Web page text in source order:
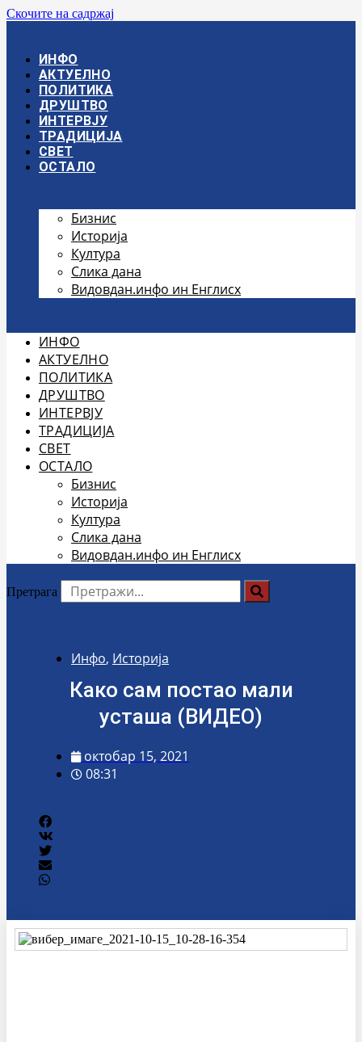
Скочите на садржај
ИНФО
АКТУЕЛНО
ПОЛИТИКА
ДРУШТВО
ИНТЕРВЈУ
ТРАДИЦИЈА
СВЕТ
ОСТАЛО
Бизнис
Историја
Култура
Слика дана
Видовдан.инфо ин Енглисх
ИНФО
АКТУЕЛНО
ПОЛИТИКА
ДРУШТВО
ИНТЕРВЈУ
ТРАДИЦИЈА
СВЕТ
ОСТАЛО
Бизнис
Историја
Култура
Слика дана
Видовдан.инфо ин Енглисх
Претрага
Инфо, Историја
Како сам постао мали
усташа (ВИДЕО)
октобар 15, 2021
08:31